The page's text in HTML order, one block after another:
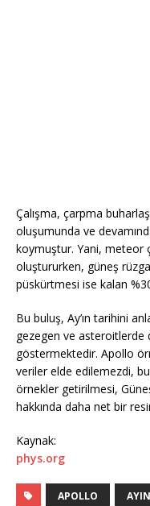
Çalışma, çarpma
oluşumunda ve
koymuştur. Yani, meteor
oluştururken, güneş
püskürtmesi ise kalan
Bu buluş, Ay’ın tarihini
gezegen ve asteroitlerde
göstermektedir. Apollo
veriler elde edilemezdi,
örnekler getirilmesi,
hakkında daha net bir
Kaynak:
phys.org
APOLLO